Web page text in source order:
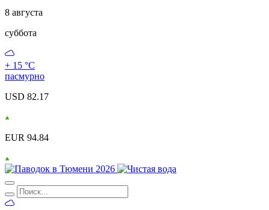
8 августа
суббота
+ 15 °С
пасмурно
USD 82.17
EUR 94.84